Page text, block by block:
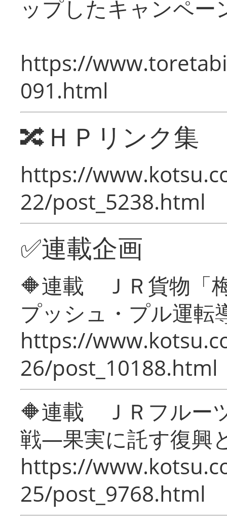
ップしたキャンペー
https://
091.html
🔀ＨＰリンク集
https://
22/post_5238.html
✅連載企画
🔶連載 ＪＲ貨物「
プッシュ・プル運転
https://
26/post_10188.html
🔶連載 ＪＲフルー
戦―果実に託す復興
https://
25/post_9768.html